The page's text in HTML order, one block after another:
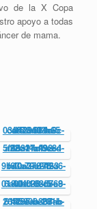
de la X Copa
apoyo a todas
de mama.